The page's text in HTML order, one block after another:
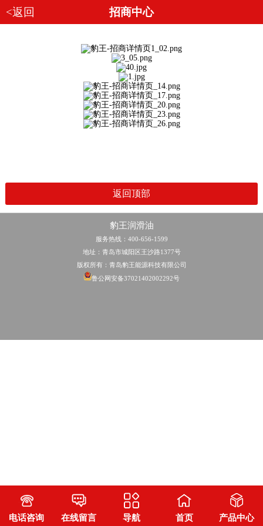
<返回 招商中心
返回顶部
豹王润滑油
服务热线：400-656-1599
地址：青岛市城阳区王沙路1377号
版权所有：青岛豹王能源科技有限公司
鲁公网安备37021402002292号
电话咨询 在线留言 导航 首页 产品中心